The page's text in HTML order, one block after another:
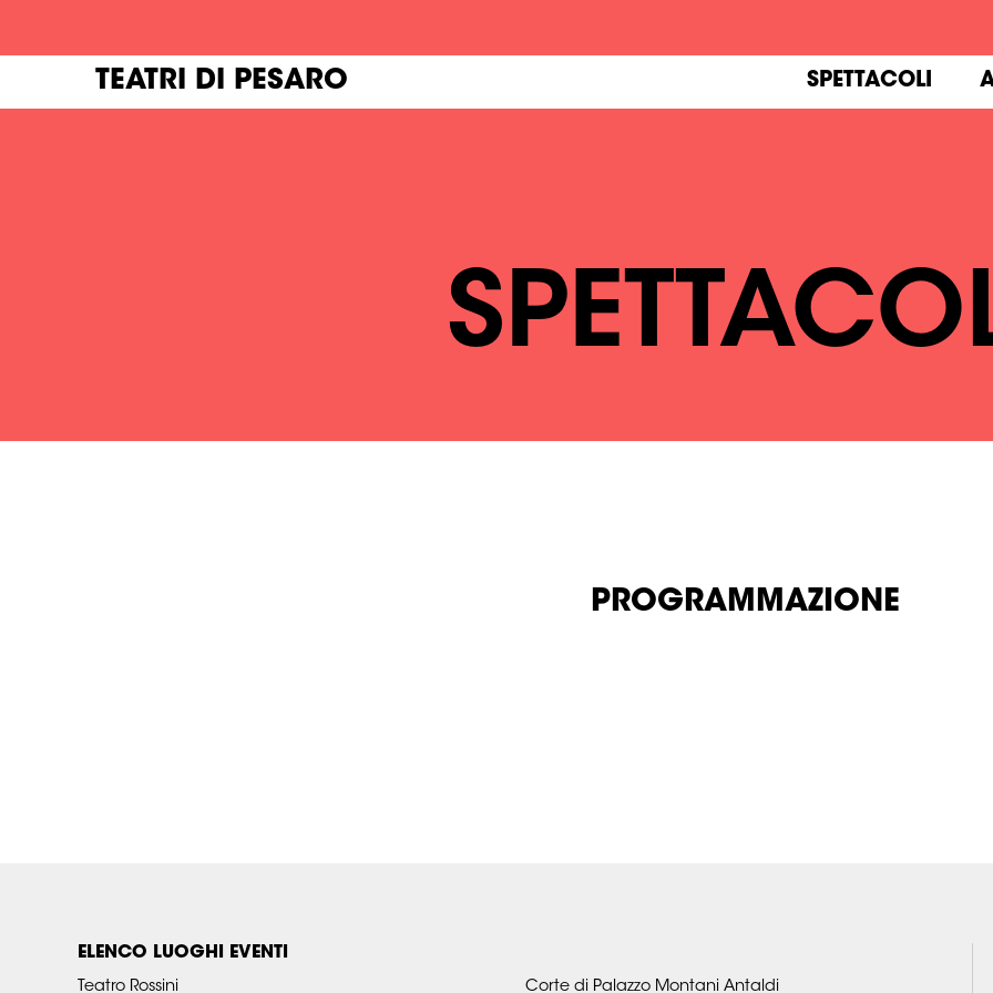
TEATRI DI PESARO SPETTACOLI
PROGRAMMAZIONE
ELENCO LUOGHI EVENTI
Teatro Rossini Corte di Palazzo Montani Antaldi